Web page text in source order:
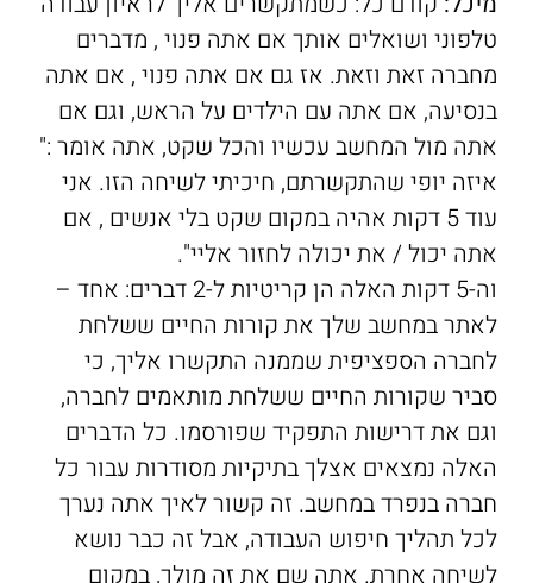
טלפוני ושואלים אותך אם אתה פנוי , מדברים
מחברה זאת וזאת. אז גם אם אתה פנוי , אם אתה
בנסיעה, אם אתה עם הילדים על הראש, וגם אם
אתה מול המחשב עכשיו והכל שקט, אתה אומר :"
איזה יופי שהתקשרתם, חיכיתי לשיחה הזו. אני
עוד 5 דקות אהיה במקום שקט בלי אנשים , אם
אתה יכול / את יכולה לחזור אליי".
וה-5 דקות האלה הן קריטיות ל-2 דברים: אחד –
לאתר במחשב שלך את קורות החיים ששלחת
לחברה הספציפית שממנה התקשרו אליך, כי
סביר שקורות החיים ששלחת מותאמים לחברה,
וגם את דרישות התפקיד שפורסמו. כל הדברים
האלה נמצאים אצלך בתיקיות מסודרות עבור כל
חברה בנפרד במחשב. זה קשור לאיך אתה נערך
לכל תהליך חיפוש העבודה, אבל זה כבר נושא
לשיחה אחרת. אתה שם את זה מולך, במקום